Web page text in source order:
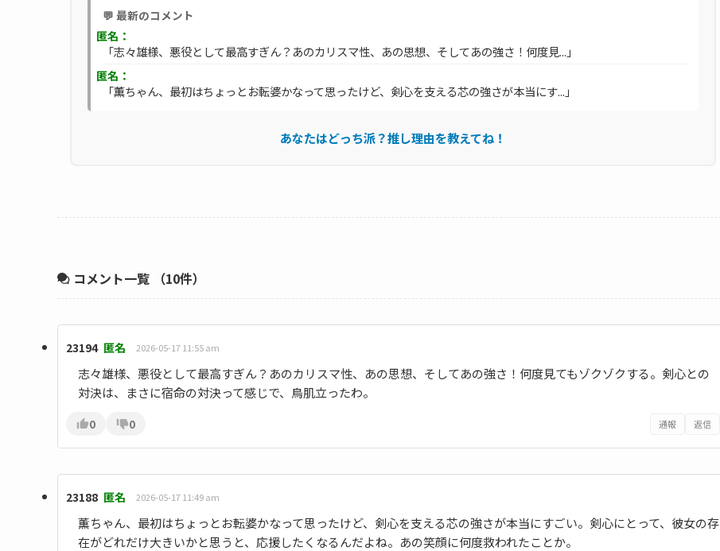
💬 最新のコメント
匿名：
「志々雄様、悪役として最高すぎん？あのカリスマ性、あの思想、そしてあの強さ！何度見...」
匿名：
「薫ちゃん、最初はちょっとお転婆かなって思ったけど、剣心を支える芯の強さが本当にす...」
あなたはどっち派？推し理由を教えてね！
コメント一覧 （10件）
23194 匿名 2026-05-17 11:55 am
志々雄様、悪役として最高すぎん？あのカリスマ性、あの思想、そしてあの強さ！何度見てもゾクゾクする。剣心との
対決は、まさに宿命の対決って感じで、鳥肌立ったわ。
0 0 通報 返信
23188 匿名 2026-05-17 11:49 am
薫ちゃん、最初はちょっとお転婆かなって思ったけど、剣心を支える芯の強さが本当にすごい。剣心にとって、彼女の存
在がどれだけ大きいかと思うと、応援したくなるんだよね。あの笑顔に何度救われたことか。